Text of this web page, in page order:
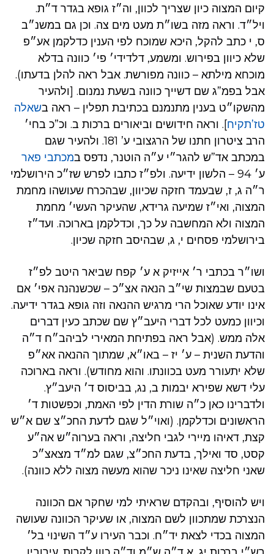
קיום המצוה כיון שצריך לכוון, וה״ז גופא בגדר ד״ת.
ויל״ד. וראה מזה בשו״ת מעט מים צה. וכן גם במשנ״ב
ס, י כתב להקל, היכא שמוכח לפי הענין כדלקמן אע״פ
שלא כיוון בפירוש. ומשמע, דלדידי׳ פי׳ כוונה בדלא
מוכחא מילתא – כוונה מפורשת. אבל ראה להלן בדעתו).
אבל בפמ”ג שם דשייך כוונה בשעת נמנום. [ולהעיר
מהשקו״ט בענין מתנמנם בכתיבת תפלין – ראה בשאלה
טז’תקיח]. וראה חידושים וביאורים ברכות ב. וכ”כ בחי׳
הרב ציטרון חתנו של הרגצובי ע’ 181. ולהעיר שגם
במכתב אד”ש להגר״י ע״ה הוטנר, נדפס במכתבי פאר
ע׳ 94 – הלשון ידיעה. ולפ״ז כתבו לפרש שז״כ הירושלמי
ר״ה ג, ז, שבעמד חזקה שכיוון, שבהכרח שעושהו מחמת
המצוה, ואי״ז שמיעה גרידא, שהעיקר העשי׳ מחמת
המצוה ולא המחשבה על כך, וכדלקמן בארוכה. ועד״ז
בירושלמי פסחים י, ג, שבהיסב חזקה שכיון.
ושו״ר בכתבי ר׳ אייזיק א ע׳ קפח שביאר היטב לפ״ז
בטעם שבמצות שי״ב הנאה אצ״כ – שכשנהנה אפי׳ אם
אינו יודע שאוכל הרי מרגיש ההנאה וזה גופא בגדר ידיעה.
וכיוון כמעט לכל דברי היעב״ץ שם שכתב כעין דברים
אלה ממש. (אבל ראה בפתיחת המאירי לביהב״ח ד״ה
והדעת השנית – ע׳ יז – באו״א, שמתוך ההנאה אא״פ
שלא יתעורר מעט בכוונתו. והוא מחודש). וראה בארוכה
עלי דשא שפירא יבמות ב, נג, בביסוס ד׳ היעב״ץ.
ולדברינו כאן כ״ה שורת הדין לפי האמת, וכפשטות ד׳
הראשונים וכדלקמן. (ואוי״ל שגם לדעת החכ״צ שם א״ש
קצת, דאיהו מיירי לגבי חליצה, וראה בערוה״ש אה״ע
קסט, סד ואילך, בדעת החכ״צ, שגם למ״ד מצאצ״כ
שאני חליצה שאינו ניכר שהוא מעשה מצוה ללא כוונה).
ויש להוסיף, ובהקדם שראיתי למי שחקר אם הכוונה
הנצרכת שמתכוון לשם המצוה, או שעיקר הכוונה שעושה
המצוה בכדי לצאת יד״ח. וכבר העירו ע״ד השינוי בל׳